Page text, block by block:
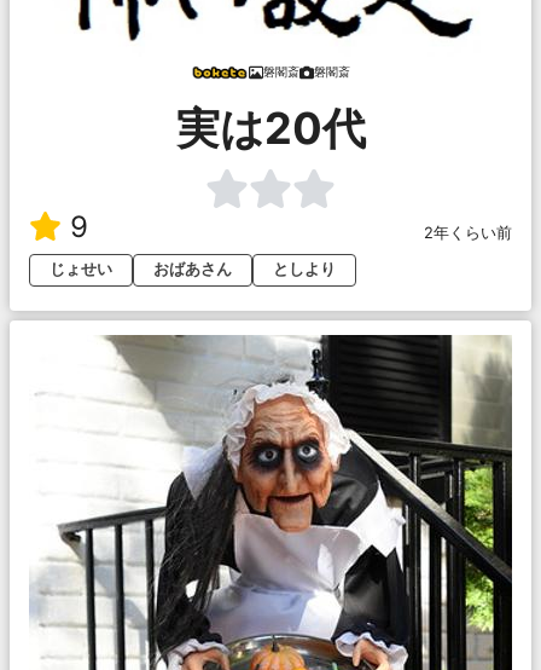
磐閣斎 磐閣斎
実は20代
9
2年くらい前
じょせい
おばあさん としより